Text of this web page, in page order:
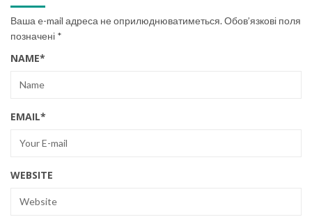
Ваша e-mail адреса не оприлюднюватиметься.Обов’язкові поля
позначені *
NAME*
EMAIL*
WEBSITE